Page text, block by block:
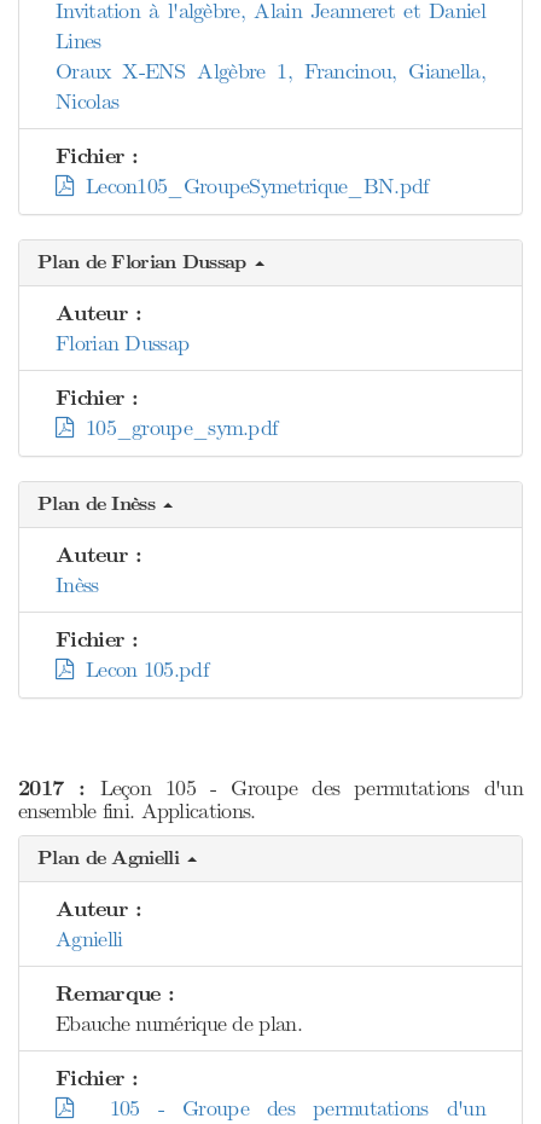
Invitation à l'algèbre, Alain Jeanneret et Daniel
Lines
Oraux X-ENS Algèbre 1, Francinou, Gianella,
Nicolas
Fichier :
Lecon105_GroupeSymetrique_BN.pdf
Plan de Florian Dussap
Auteur :
Florian Dussap
Fichier :
105_groupe_sym.pdf
Plan de Inèss
Auteur :
Inèss
Fichier :
Lecon 105.pdf
2017 : Leçon 105 - Groupe des permutations d'un
ensemble fini. Applications.
Plan de Agnielli
Auteur :
Agnielli
Remarque :
Ebauche numérique de plan.
Fichier :
105 - Groupe des permutations d'un